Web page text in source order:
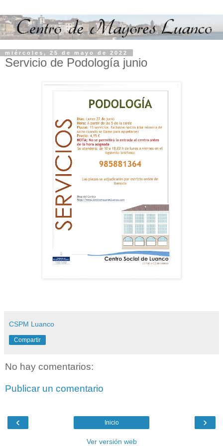
miércoles, 25 de mayo de 2022
Servicio de Podología junio
CSPM Luanco
Compartir
No hay comentarios:
Publicar un comentario
‹ ›
Inicio
Ver versión web